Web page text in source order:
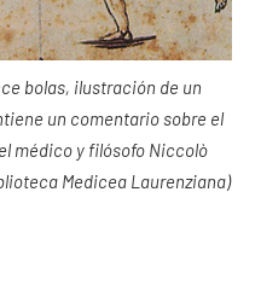
bolas, ilustración de un
un comentario sobre el
médico y filósofo Niccolò
Medicea Laurenziana)